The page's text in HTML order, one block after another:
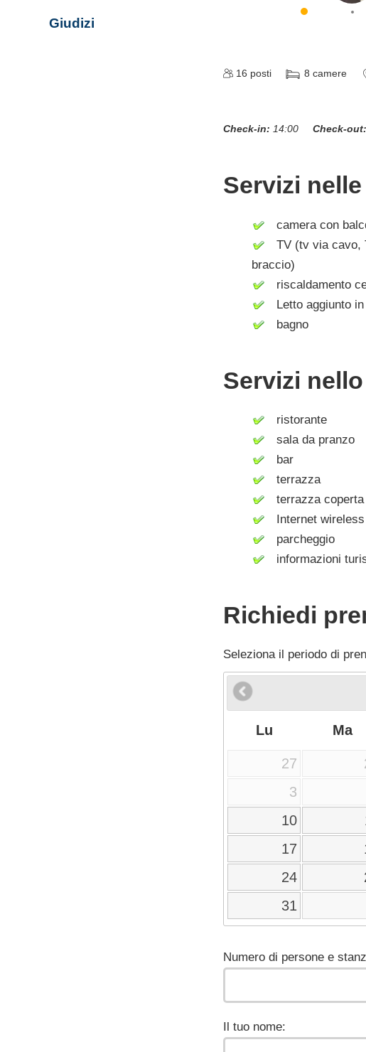
16 posti 8 camere
Check-in: 14:00 Check-out:
Servizi
camera con
TV (tv via cavo,
braccio)
riscaldamento
Letto aggiunto
bagno
Servizi
ristorante
sala da pranzo
bar
terrazza
terrazza coperta
Internet wireless
parcheggio
informazioni
Richiedi
Seleziona il periodo di
Lu Ma
27
3
10
17
24
31
Numero di persone e
Il tuo nome:
Giudizi